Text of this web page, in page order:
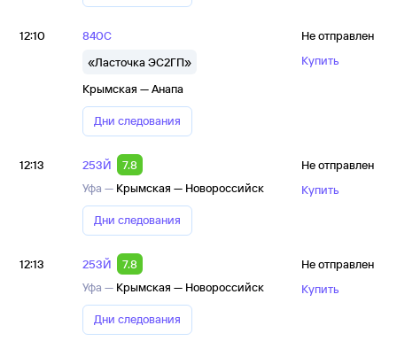
12:10
840С
«Ласточка ЭС2ГП»
Крымская — Анапа
Дни следования
Не отправлен
Купить
12:13 253Й
7.8
Уфа — Крымская — Новороссийск
Дни следования
Не отправлен
Купить
12:13 253Й
7.8
Уфа — Крымская — Новороссийск
Дни следования
Не отправлен
Купить